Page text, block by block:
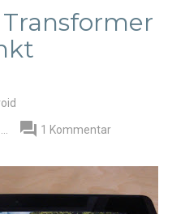
 1 Kommentar